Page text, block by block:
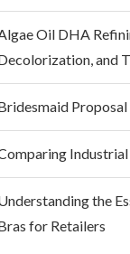
Oil DHA
and
the
for Retailers